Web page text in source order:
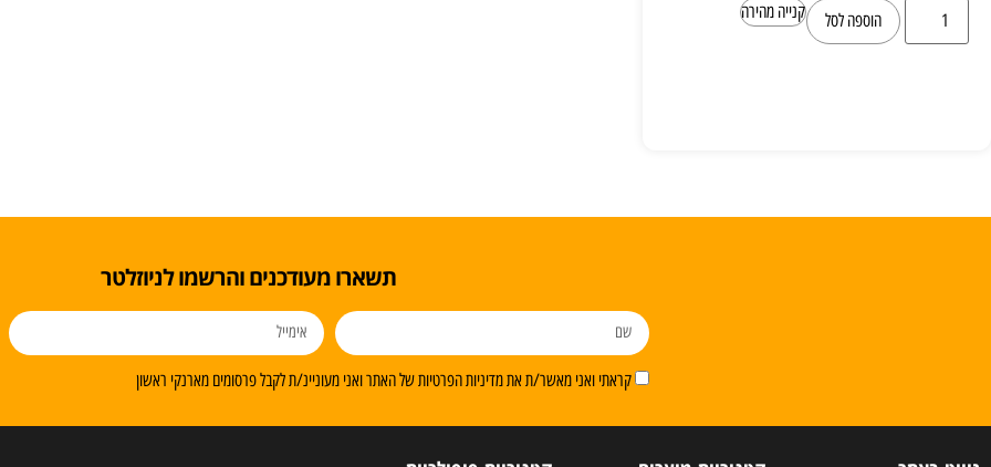
הוספה לסל קנייה מהירה
תשארו מעודכנים והרשמו לניוזלטר
קראתי ואני מאשר/ת את מדיניות הפרטיות של האתר ואני מעוניינ/ת לקבל פרסומים מארנקי ראשון